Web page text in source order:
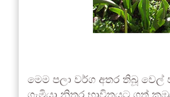
මෙම පලා වර්ග අතර තිබූ වෙල්